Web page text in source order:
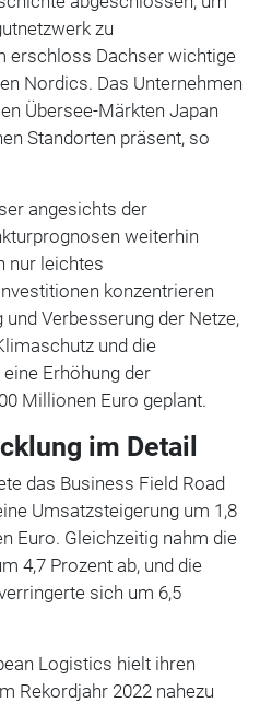
zu
erschloss Dachser wichtige
Nordics. Das Unternehmen
Übersee-Märkten Japan
Standorten präsent, so
angesichts der
weiterhin
nur leichtes
konzentrieren
Verbesserung der Netze,
und die
Erhöhung der
Millionen Euro geplant.
im Detail
das Business Field Road
Umsatzsteigerung um 1,8
Euro. Gleichzeitig nahm die
4,7 Prozent ab, und die
sich um 6,5
Logistics hielt ihren
Rekordjahr 2022 nahezu